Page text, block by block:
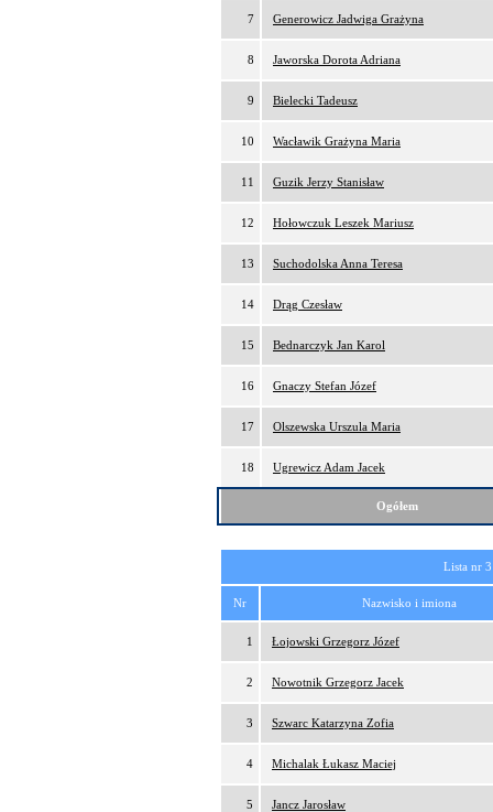
7 Generowicz Jadwiga Grażyna
8 Jaworska Dorota Adriana
9 Bielecki Tadeusz
10 Wacławik Grażyna Maria
11 Guzik Jerzy Stanisław
12 Hołowczuk Leszek Mariusz
13 Suchodolska Anna Teresa
14 Drąg Czesław
15 Bednarczyk Jan Karol
16 Gnaczy Stefan Józef
17 Olszewska Urszula Maria
18 Ugrewicz Adam Jacek
Ogółem
Lista nr
Nr Nazwisko i imiona
1 Łojowski Grzegorz Józef
2 Nowotnik Grzegorz Jacek
3 Szwarc Katarzyna Zofia
4 Michalak Łukasz Maciej
5 Jancz Jarosław